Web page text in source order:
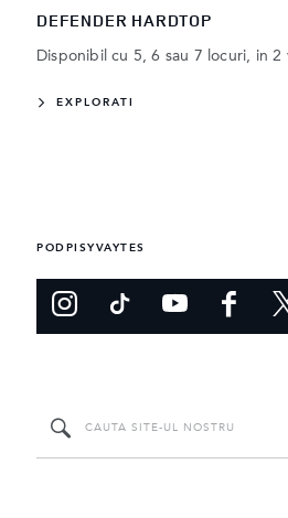
DEFENDER HARDTOP
Disponibil cu 5, 6 sau 7 locuri, in 2
EXPLORATI
PODPISYVAYTES